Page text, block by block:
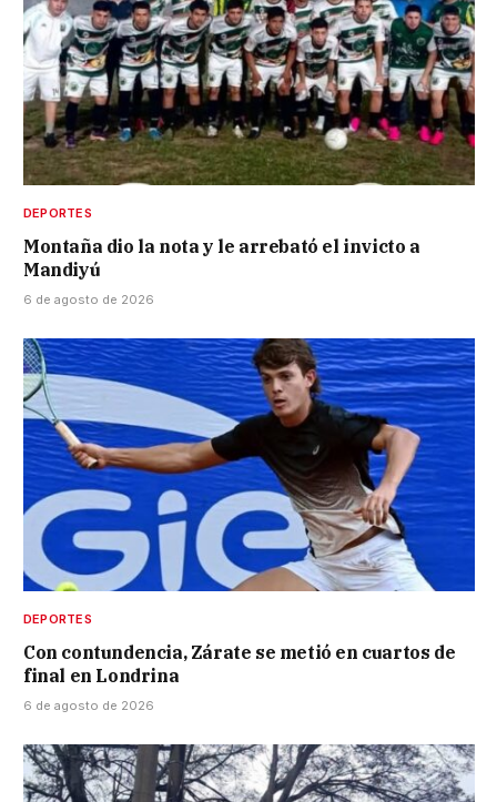
DEPORTES
Montaña dio la nota y le arrebató el invicto a
Mandiyú
6 de agosto de 2026
DEPORTES
Con contundencia, Zárate se metió en cuartos de
final en Londrina
6 de agosto de 2026